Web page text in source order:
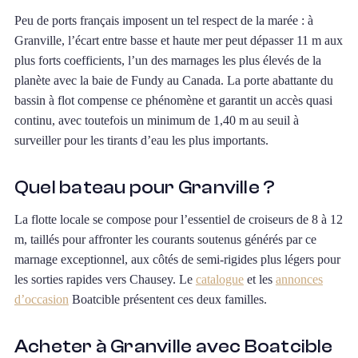
Peu de ports français imposent un tel respect de la marée : à
Granville, l’écart entre basse et haute mer peut dépasser 11 m aux
plus forts coefficients, l’un des marnages les plus élevés de la
planète avec la baie de Fundy au Canada. La porte abattante du
bassin à flot compense ce phénomène et garantit un accès quasi
continu, avec toutefois un minimum de 1,40 m au seuil à
surveiller pour les tirants d’eau les plus importants.
Quel bateau pour Granville ?
La flotte locale se compose pour l’essentiel de croiseurs de 8 à 12
m, taillés pour affronter les courants soutenus générés par ce
marnage exceptionnel, aux côtés de semi-rigides plus légers pour
les sorties rapides vers Chausey. Le catalogueet les annonces
d’occasion Boatcible présentent ces deux familles.
Acheter à Granville avec Boatcible